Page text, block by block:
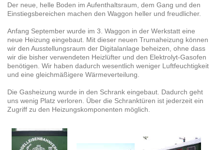
Der neue, helle Boden im Aufenthaltsraum, dem Gang und den
Einstiegsbereichen machen den Waggon heller und freudlicher.
Anfang September wurde im 3. Waggon in der Werkstatt eine
neue Heizung eingebaut. Mit dieser neuen Trumaheizung können
wir den Ausstellungsraum der Digitalanlage beheizen, ohne dass
wir die bisher verwendeten Heizlüfter und den Elektrolyt-Gasofen
benötigen. Wir haben dadurch wesentlich weniger Luftfeuchtigkeit
und eine gleichmäßigere Wärmeverteilung.
Die Gasheizung wurde in den Schrank eingebaut. Dadurch geht
uns wenig Platz verloren. Über die Schranktüren ist jederzeit ein
Zugriff zu den Heizungskomponenten möglich.